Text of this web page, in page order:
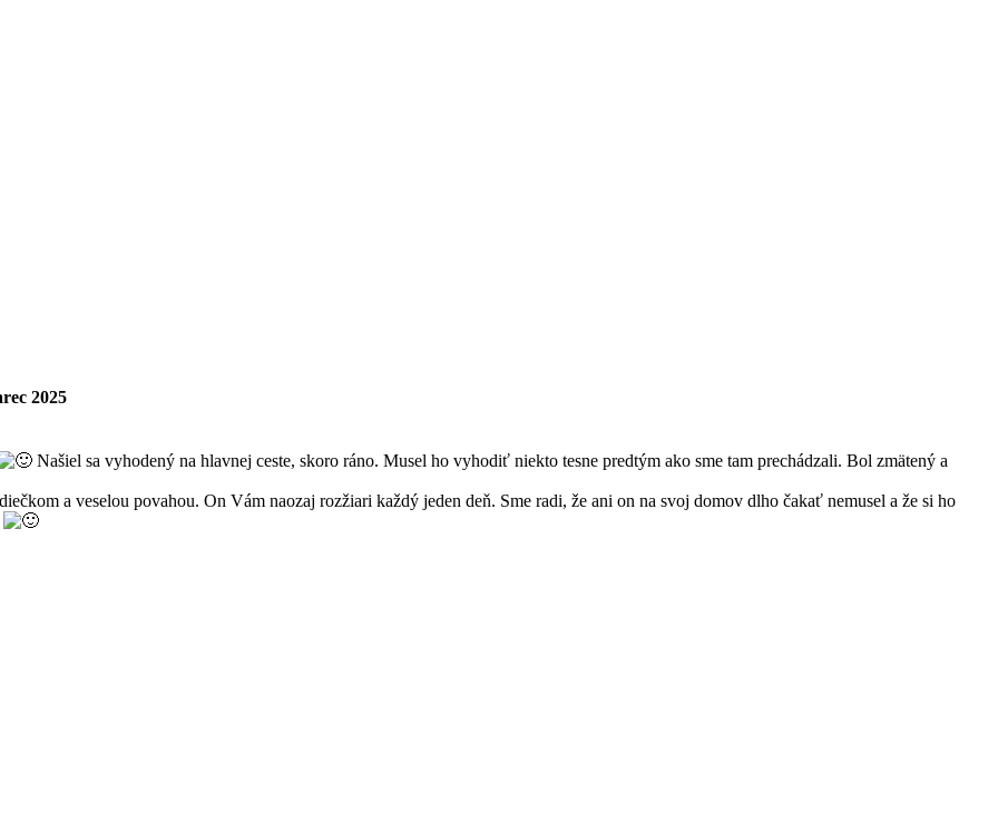
2025
Našiel sa vyhodený na hlavnej ceste, skoro ráno. Musel ho vyhodiť niekto tesne predtým ako sme tam prechádzali. Bol zmätený a
a veselou povahou. On Vám naozaj rozžiari každý jeden deň. Sme radi, že ani on na svoj domov dlho čakať nemusel a že si ho